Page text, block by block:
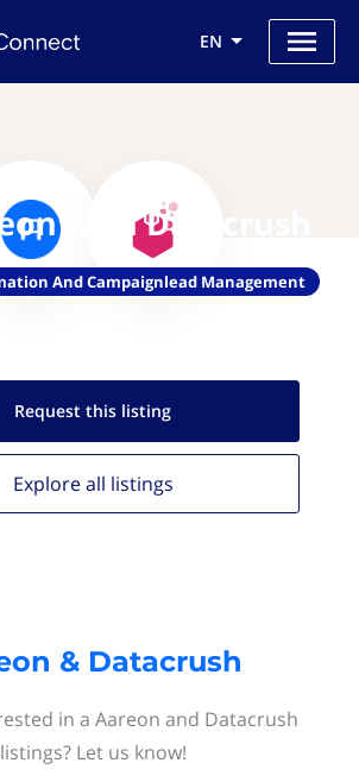
EN
with Datacrush
And Campaignlead Management
Request this listing
Explore all listings
& Datacrush
in a Aareon and Datacrush
listings? Let us know!